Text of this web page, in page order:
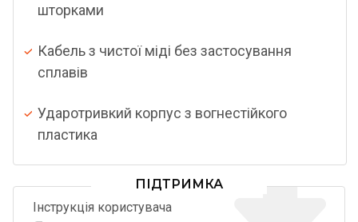
шторками
Кабель з чистої міді без застосування
сплавів
Ударотривкий корпус з вогнестійкого
пластика
ПІДТРИМКА
Інструкція користувача